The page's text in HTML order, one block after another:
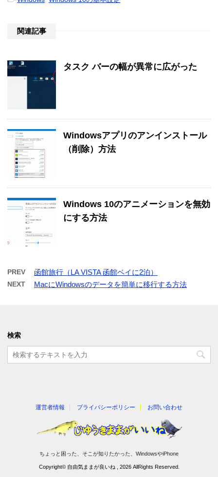
関連記事
タスク バーの幅が異常に広がった
Windowsアプリのアンインストール
（削除）方法
Windows 10のアニメーションを無効
にする方法
PREV 函館旅行（LA VISTA 函館ベイに2泊）
NEXT MacにWindowsのデータを簡単に移行する方法
検索
運営者情報 プライバシーポリシー お問い合わせ
ちょっと困った、そこが知りたかった、WindowsやiPhone
Copyright© 自由気ままが良いね , 2026 AllRights Reserved.